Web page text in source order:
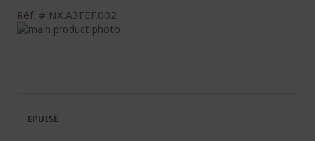
Réf. NX.A3FEF.002
Passer
galerie
d’images
Galerie
d’images
EPUISÉ